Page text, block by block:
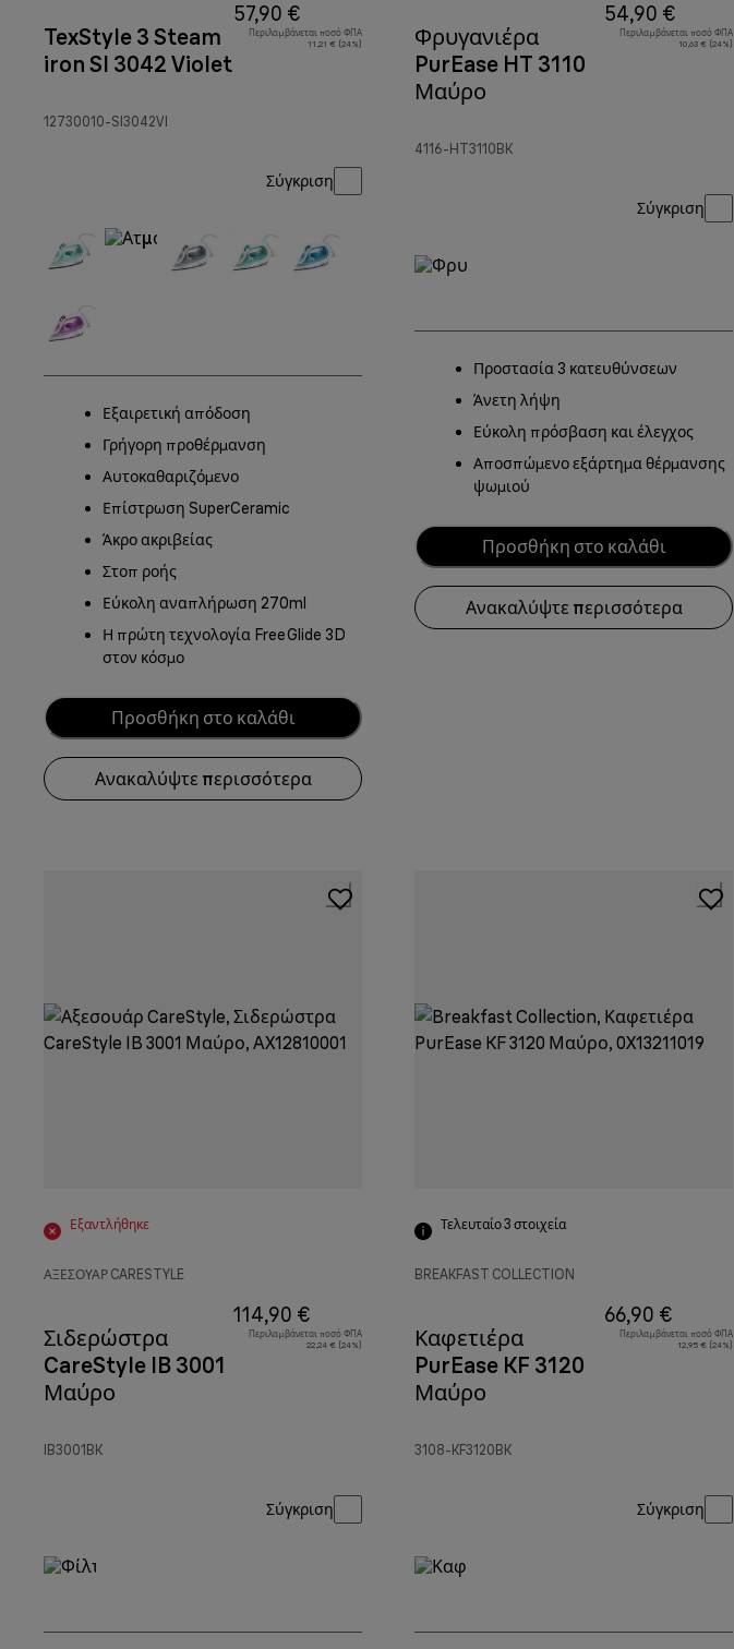
TexStyle 3 Steam
iron SI 3042 Violet
12730010-SI3042VI
57,90 €
Περιλαμβάνεται ποσό ΦΠΑ
11,21 € (24%)
Σύγκριση
Εξαιρετική απόδοση
Γρήγορη προθέρμανση
Αυτοκαθαριζόμενο
Επίστρωση SuperCeramic
Άκρο ακριβείας
Στοπ ροής
Εύκολη αναπλήρωση 270ml
Η πρώτη τεχνολογία FreeGlide 3D
στον κόσμο
Προσθήκη στο καλάθι
Ανακαλύψτε περισσότερα
Φρυγανιέρα
PurEase HT 3110
Μαύρο
4116-HT3110BK
54,90 €
Περιλαμβάνεται ποσό ΦΠΑ
10,63 € (24%)
Σύγκριση
Προστασία 3 κατευθύνσεων
Άνετη λήψη
Εύκολη πρόσβαση και έλεγχος
Αποσπώμενο εξάρτημα θέρμανσης
ψωμιού
Προσθήκη στο καλάθι
Ανακαλύψτε περισσότερα
Εξαντλήθηκε
ΑΞΕΣΟΥΆΡ CARESTYLE
Σιδερώστρα
CareStyle IB 3001
Μαύρο
IB3001BK
114,90 €
Περιλαμβάνεται ποσό ΦΠΑ
22,24 € (24%)
Σύγκριση
Τελευταίο 3 στοιχεία
BREAKFAST COLLECTION
Καφετιέρα
PurEase KF 3120
Μαύρο
3108-KF3120BK
66,90 €
Περιλαμβάνεται ποσό ΦΠΑ
12,95 € (24%)
Σύγκριση